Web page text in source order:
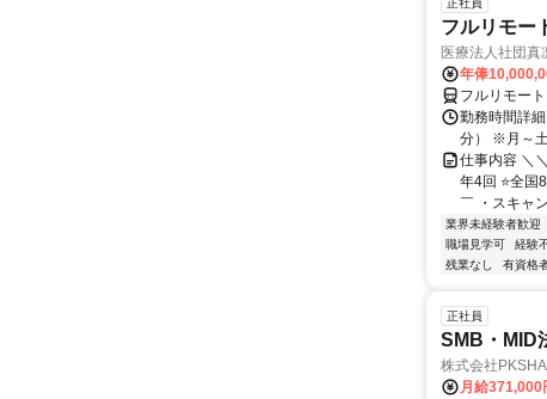
正社員
フルリモー
医療法人社団真
年俸
フルリモート
勤務時間詳
分） ※月～
仕事内容 ＼
年4回 ⭐全国
￣ ・スキャ
業界未経験者歓迎
職場見学可
経験
残業なし
有資格
正社員
SMB・MID
株式会社
月給371,000